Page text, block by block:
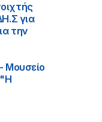
για
την
Μουσείο